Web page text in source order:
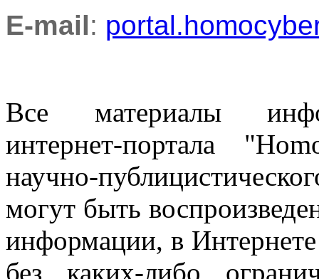
E-mail:
Все материалы
интернет-портала
научно-
могут быть
информации, в
без каких-либо